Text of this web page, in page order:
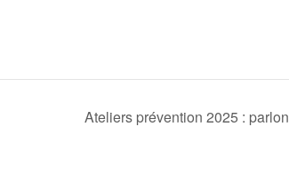
Ateliers prévention 2025 :